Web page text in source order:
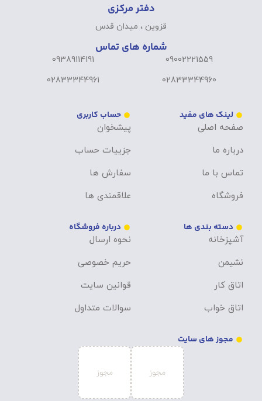
دفتر مرکزی
قزوین ، میدان قدس
شماره های تماس
09002221559
02833344960
09389114191
02833344961
لینک های مفید
صفحه اصلی
درباره ما
تماس با ما
فروشگاه
حساب کاربری
پیشخوان
جزییات حساب
سفارش ها
علاقمندی ها
دسته بندی ها
آشپزخانه
نشیمن
اتاق کار
اتاق خواب
درباره فروشگاه
نحوه ارسال
حریم خصوصی
قوانین سایت
سوالات متداول
مجوز های سایت